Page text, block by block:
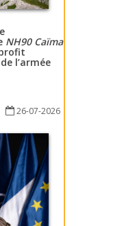
NH90 Caïman
l’armée
26-07-2026